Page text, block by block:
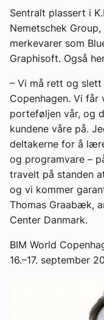
Sentralt plassert i
Nemetschek
merkevarer som
Graphisoft. Også
– Vi må rett og
Copenhagen. Vi
porteføljen vår, og
kundene våre på.
deltakerne for å
og programvare –
travelt på standen
og vi kommer
Thomas Graabæk,
Center Danmark.
BIM World
16.–17. september